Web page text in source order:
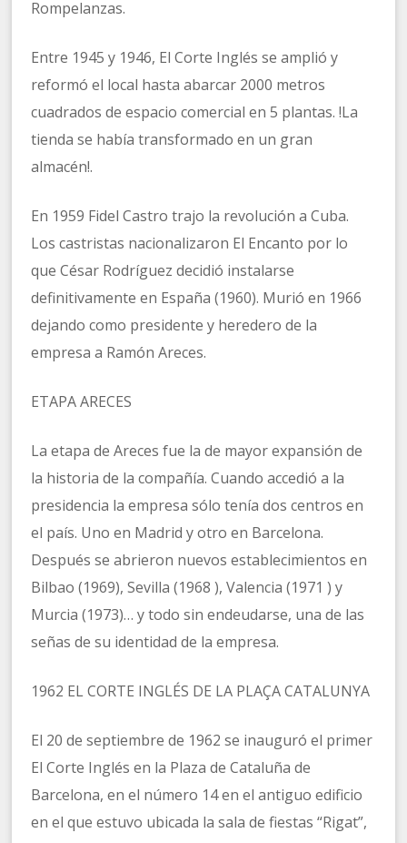
Rompelanzas.
Entre 1945 y 1946, El Corte Inglés se amplió y
reformó el local hasta abarcar 2000 metros
cuadrados de espacio comercial en 5 plantas. !La
tienda se había transformado en un gran
almacén!.
En 1959 Fidel Castro trajo la revolución a Cuba.
Los castristas nacionalizaron El Encanto por lo
que César Rodríguez decidió instalarse
definitivamente en España (1960). Murió en 1966
dejando como presidente y heredero de la
empresa a Ramón Areces.
ETAPA ARECES
La etapa de Areces fue la de mayor expansión de
la historia de la compañía. Cuando accedió a la
presidencia la empresa sólo tenía dos centros en
el país. Uno en Madrid y otro en Barcelona.
Después se abrieron nuevos establecimientos en
Bilbao (1969), Sevilla (1968 ), Valencia (1971 ) y
Murcia (1973)… y todo sin endeudarse, una de las
señas de su identidad de la empresa.
1962 EL CORTE INGLÉS DE LA PLAÇA CATALUNYA
El 20 de septiembre de 1962 se inauguró el primer
El Corte Inglés en la Plaza de Cataluña de
Barcelona, en el número 14 en el antiguo edificio
en el que estuvo ubicada la sala de fiestas “Rigat”,